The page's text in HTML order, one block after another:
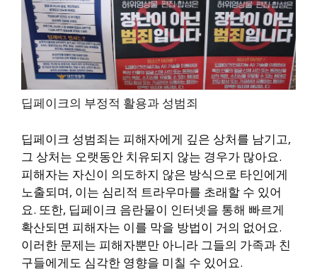
딥페이크의 부정적 활용과 성범죄
딥페이크 성범죄는 피해자에게 깊은 상처를 남기고,
그 상처는 오랫동안 치유되지 않는 경우가 많아요.
피해자는 자신이 의도하지 않은 방식으로 타인에게
노출되며, 이는 심리적 트라우마를 초래할 수 있어
요. 또한, 딥페이크 음란물이 인터넷을 통해 빠르게
확산되면 피해자는 이를 막을 방법이 거의 없어요.
이러한 문제는 피해자뿐만 아니라 그들의 가족과 친
구들에게도 심각한 영향을 미칠 수 있어요.